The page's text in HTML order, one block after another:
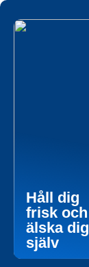
Håll dig
frisk och
älska dig
själv